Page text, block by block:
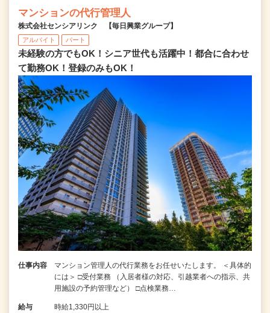
マンションの代行管理人
株式会社センシアリンク 【毎日興業グループ】
アルバイト パート
未経験の方でもOK！シニア世代も活躍中！都合に合わせ
て勤務OK！登録のみもOK！
仕事内容
マンション管理人の代行業務をお任せいたします。 ＜具体的
には＞ □受付業務 （入居者様の対応、引越業者への指示、共
用施設の予約管理など） □点検業務…
給与 時給1,330円以上